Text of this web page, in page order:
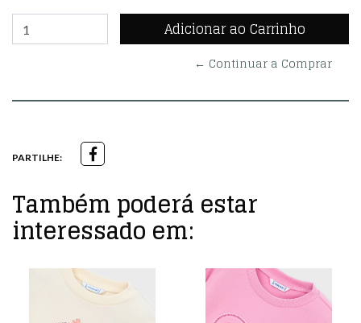
← Continuar a Comprar
PARTILHE:
Também poderá estar
interessado em: